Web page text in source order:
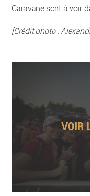
Caravane sont à voir
[Crédit photo :
VOIR